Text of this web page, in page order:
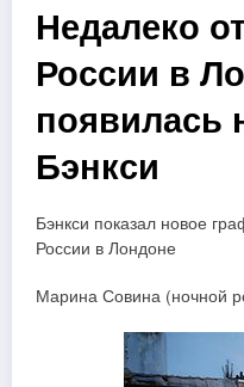
Недалеко
России в
появилась
Бэнкси
Бэнкси показал новое
России в Лондоне
Марина Совина (ночной